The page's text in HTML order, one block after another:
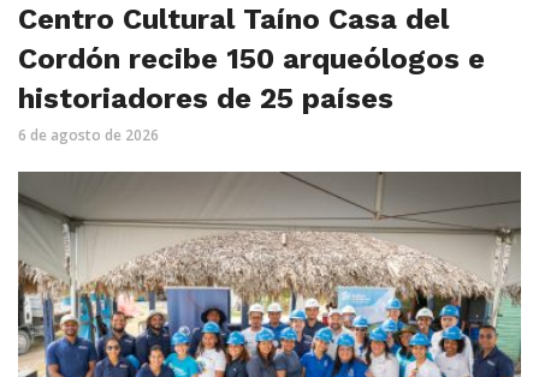
Centro Cultural Taíno Casa del
Cordón recibe 150 arqueólogos e
historiadores de 25 países
6 de agosto de 2026